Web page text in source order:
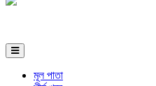
মূল পাতা